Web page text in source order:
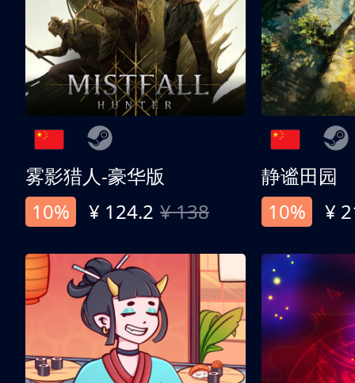
雾影猎人-豪华版
10%
¥ 124.2 ¥ 138
静谧田园
10%
¥